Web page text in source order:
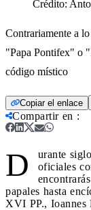
Crédito:
Contrariamente a
"Papa Pontifex" o
código místico
Copiar el enlace
Compartir en :
D
urante
oficiales
papales hasta
XVI PP., Ioannes